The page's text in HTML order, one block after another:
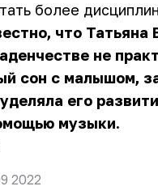
более
что Татьяна
не
сон с малышом,
его
музыки.
2022